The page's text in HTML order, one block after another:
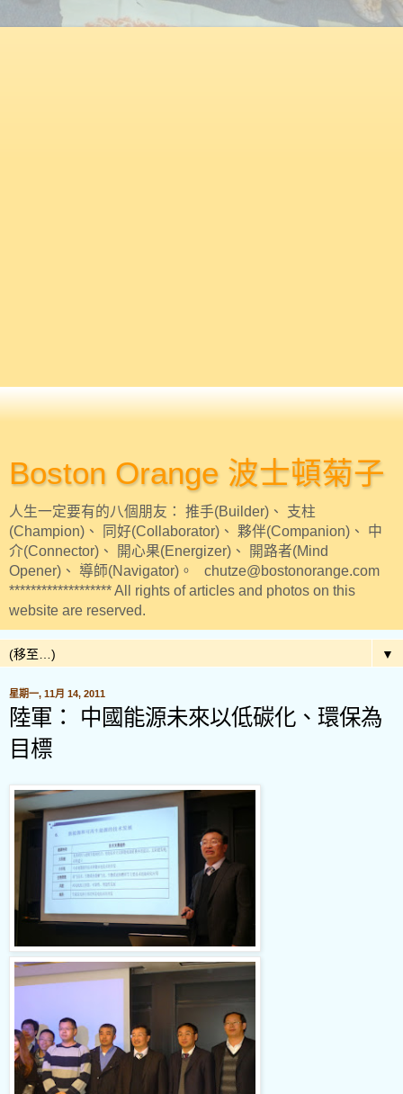
Boston Orange 波士頓菊子
人生一定要有的八個朋友： 推手(Builder)、 支柱
(Champion)、 同好(Collaborator)、 夥伴(Companion)、 中
介(Connector)、 開心果(Energizer)、 開路者(Mind
Opener)、 導師(Navigator)。 chutze@bostonorange.com
******************* All rights of articles and photos on this
website are reserved.
▼
星期一, 11月 14, 2011
陸軍： 中國能源未來以低碳化、環保為
目標